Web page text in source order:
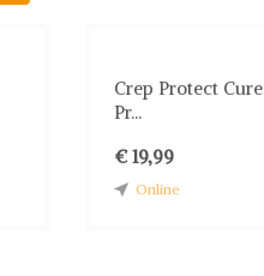
Crep Protect Cure
Pr...
€ 19,99
Online